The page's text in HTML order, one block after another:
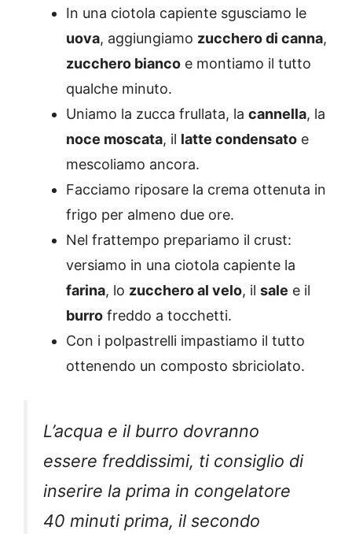
In una ciotola capiente sgusciamo le
uova, aggiungiamo zucchero di canna,
zucchero bianco e montiamo il tutto
qualche minuto.
Uniamo la zucca frullata, la cannella, la
noce moscata, il latte condensato e
mescoliamo ancora.
Facciamo riposare la crema ottenuta in
frigo per almeno due ore.
Nel frattempo prepariamo il crust:
versiamo in una ciotola capiente la
farina, lo zucchero al velo, il sale e il
burro freddo a tocchetti.
Con i polpastrelli impastiamo il tutto
ottenendo un composto sbriciolato.
L’acqua e il burro dovranno
essere freddissimi, ti consiglio di
inserire la prima in congelatore
40 minuti prima, il secondo